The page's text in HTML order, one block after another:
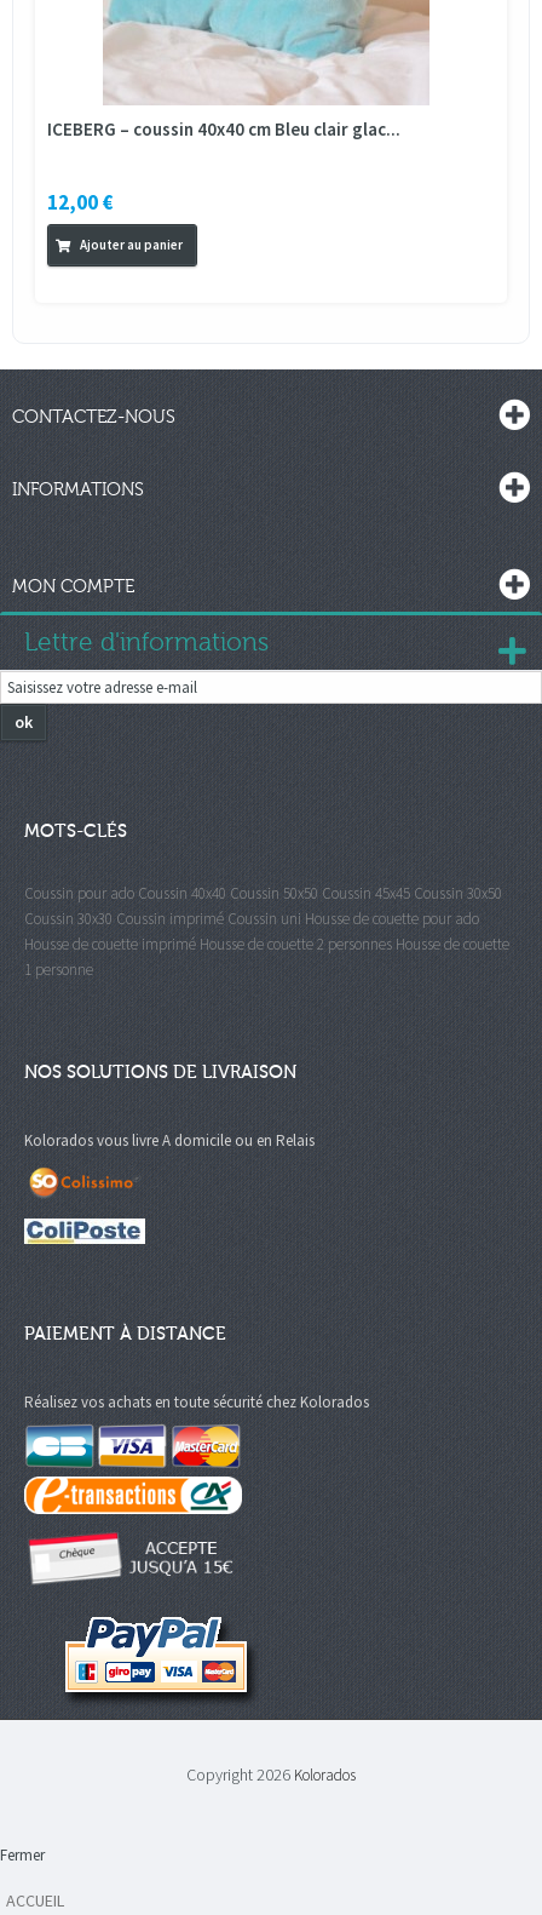
ICEBERG – coussin 40x40 cm Bleu clair glac...
12,00 €
Ajouter au panier
CONTACTEZ-NOUS
INFORMATIONS
MON COMPTE
Lettre d'informations
ok
MOTS-CLÉS
Coussin pour ado Coussin 40x40 Coussin 50x50 Coussin 45x45Coussin 30x50
Coussin 30x30 Coussin imprimé Coussin uni Housse de couette pour ado
Housse de couette imprimé Housse de couette 2 personnes Housse de couette
1 personne
NOS SOLUTIONS DE LIVRAISON
Kolorados vous livre A domicile ou en Relais
PAIEMENT À DISTANCE
Réalisez vos achats en toute sécurité chez Kolorados
Copyright 2026 Kolorados
Fermer
ACCUEIL